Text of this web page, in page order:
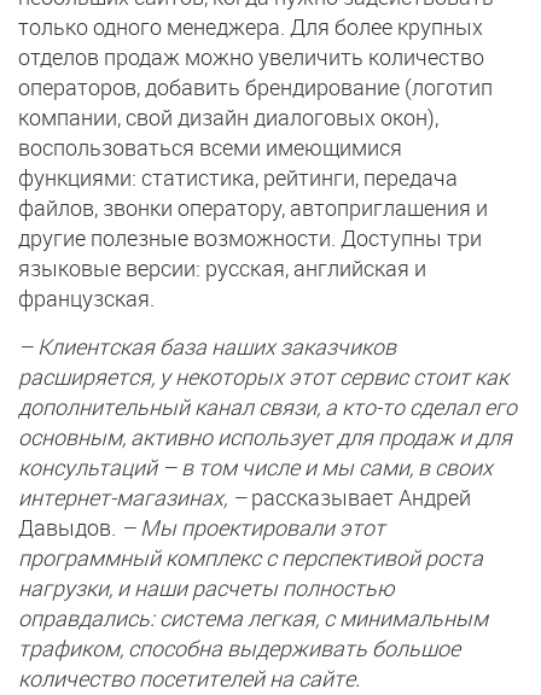
только одного менеджера. Для более крупных
отделов продаж можно увеличить количество
операторов, добавить брендирование (логотип
компании, свой дизайн диалоговых окон),
воспользоваться всеми имеющимися
функциями: статистика, рейтинги, передача
файлов, звонки оператору, автоприглашения и
другие полезные возможности. Доступны три
языковые версии: русская, английская и
французская.
– Клиентская база наших заказчиков
расширяется, у некоторых этот сервис стоит как
дополнительный канал связи, а кто-то сделал его
основным, активно использует для продаж и для
консультаций – в том числе и мы сами, в своих
интернет-магазинах, –рассказывает Андрей
Давыдов. – Мы проектировали этот
программный комплекс с перспективой роста
нагрузки, и наши расчеты полностью
оправдались: система легкая, с минимальным
трафиком, способна выдерживать большое
количество посетителей на сайте.